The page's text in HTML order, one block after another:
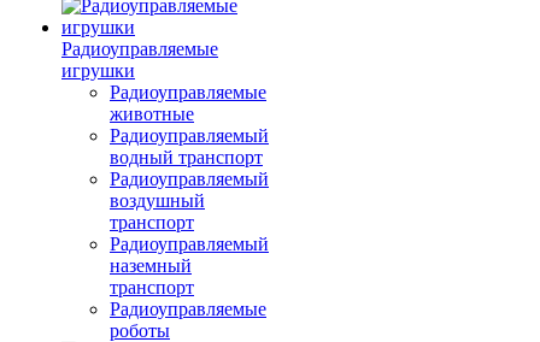
Радиоуправляемые
игрушки
Радиоуправляемые
животные
Радиоуправляемый
водный транспорт
Радиоуправляемый
воздушный
транспорт
Радиоуправляемый
наземный
транспорт
Радиоуправляемые
роботы